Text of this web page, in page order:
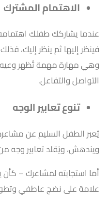
الاهتمام المشترك
عندما يشاركك طفلك
فينظر إليها ثم ينظر إليك،
وهي مهارة مهمة تُظهر وعيه
التواصل والتفاعل.
تنوع تعابير الوجه
يُعبر الطفل السليم عن
ويندهش، ويُقلد تعابير وجه
أما استجابته لمشاعرك –
علامة على نضج عاطفي